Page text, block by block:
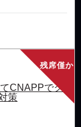
残席僅か
CNAPPでク
策